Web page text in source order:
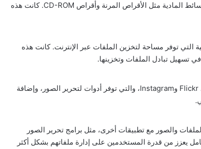
في البداية، كانت مشاركة الملفات تعتمد على الوسائط المادية مثل الأقراص المرنة وأقراص CD-ROM. كانت هذه
التي توفر مساحة لتخزين الملفات عبر الإنترنت. كانت هذه
ظهرت منصات متخصصة في مشاركة الصور، مثل Flickr وInstagram، والتي توفر أدوات لتحرير الصور، وإضافة
والصور مع تطبيقات أخرى، مثل برامج تحرير الصور
يعزز من قدرة المستخدمين على إدارة ملفاتهم بشكل أكثر